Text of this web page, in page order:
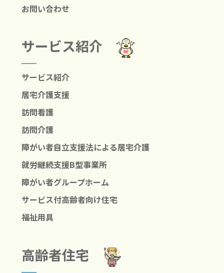
お問い合わせ
サービス紹介
サービス紹介
居宅介護支援
訪問看護
訪問介護
障がい者自立支援法による居宅介護
就労継続支援B型事業所
障がい者グループホーム
サービス付高齢者向け住宅
福祉用具
高齢者住宅